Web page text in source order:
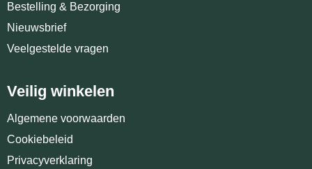
Bestelling & Bezorging
Nieuwsbrief
Veelgestelde vragen
Veilig winkelen
Algemene voorwaarden
Cookiebeleid
Privacyverklaring